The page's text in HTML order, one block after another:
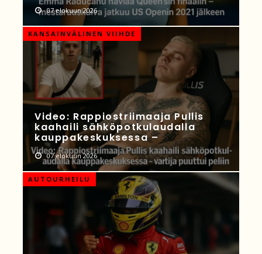
07 elokuun 2026
KANSAINVÄLINEN VIIHDE
Video: Rappiostriimaaja Pullis
kaahaili sähköpotkulaudalla
kauppakeskuksessa –
07 elokuun 2026
AUTOURHEILU